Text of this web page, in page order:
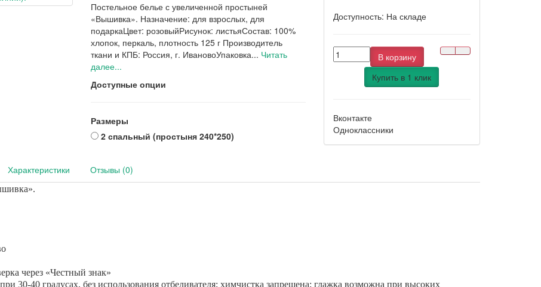
Постельное белье с увеличенной простыней
«Вышивка». Назначение: для взрослых, для
подаркаЦвет: розовыйРисунок: листьяСостав: 100%
хлопок, перкаль, плотность 125 г Производитель
ткани и КПБ: Россия, г. ИвановоУпаковка... Читать
далее...
Доступные опции
Размеры
2 спальный (простыня 240*250)
Доступность: На складе
В корзину
Купить в 1 клик
Вконтакте
Одноклассники
Характеристики Отзывы (0)
».
через «Честный знак»
30-40 градусах, без использования отбеливателя; химчистка запрещена; глажка возможна при высоких